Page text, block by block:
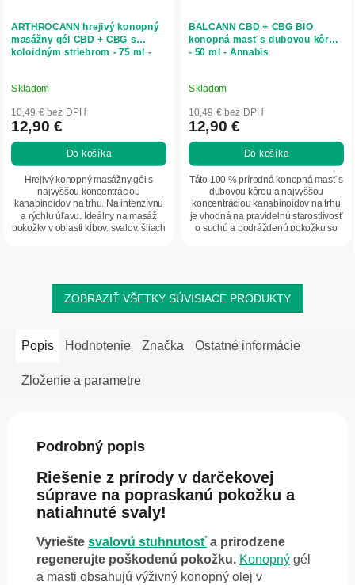
ARTHROCANN hrejivý konopný
masážny gél CBD + CBG s
koloidným striebrom - 75 ml -
Skladom
10,49 € bez DPH
12,90 €
Do košíka
Hrejivý konopný masážny gél s
najvyššou koncentráciou
kanabinoidov na trhu. Na intenzívnu
a rýchlu úľavu. Ideálny na masáž
pokožky v oblasti kĺbov, svalov, šliach
BALCANN CBD + CBG BIO
konopná masť s dubovou kôrou
- 50 ml - Annabis
Skladom
10,49 € bez DPH
12,90 €
Do košíka
Táto 100 % prírodná konopná masť s
dubovou kôrou a najvyššou
koncentráciou kanabinoidov na trhu
je vhodná na pravidelnú starostlivosť
o suchú a podráždenú pokožku so
ZOBRAZIŤ VŠETKY SÚVISIACE PRODUKTY
Popis Hodnotenie Značka Ostatné informácie
Zloženie a parametre
Podrobný popis
Riešenie z prírody v darčekovej
súprave na popraskanú pokožku a
natiahnuté svaly!
Vyriešte svalovú stuhnutosť a prirodzene
regenerujte poškodenú pokožku. Konopný gél
a masti obsahujú výživný konopný olej v